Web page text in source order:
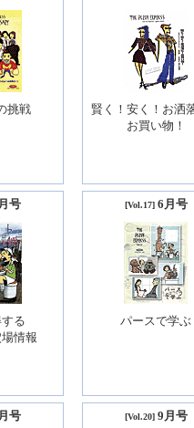
挑戦
賢く！安く！お洒
お買い物！
号
る
情報
[Vol.17] 6月号
パースで学ぶ
号 [Vol.20] 9月号